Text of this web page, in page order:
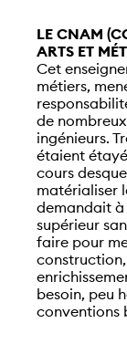
LE CNAM
ARTS ET
Cet
métiers,
de
ingénieurs.
étaient
cours
matérialiser
demandait à
supérieur
faire pour
besoin, peu
conventions